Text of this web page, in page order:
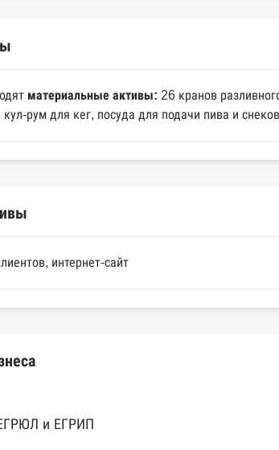
материальные активы: 26 кранов
рум для кег, посуда для подачи пива и
интернет-сайт
и ЕГРИП